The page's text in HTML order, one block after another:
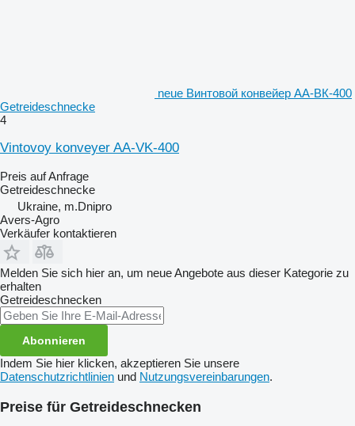
neue Винтовой конвейер АА-ВК-400
Getreideschnecke
4
Vintovoy konveyer AA-VK-400
Preis auf Anfrage
Getreideschnecke
Ukraine, m.Dnipro
Avers-Agro
Verkäufer kontaktieren
Melden Sie sich hier an, um neue Angebote aus dieser Kategorie zu
erhalten
Getreideschnecken
Abonnieren
Indem Sie hier klicken, akzeptieren Sie unsere
Datenschutzrichtlinien und Nutzungsvereinbarungen.
Preise für Getreideschnecken